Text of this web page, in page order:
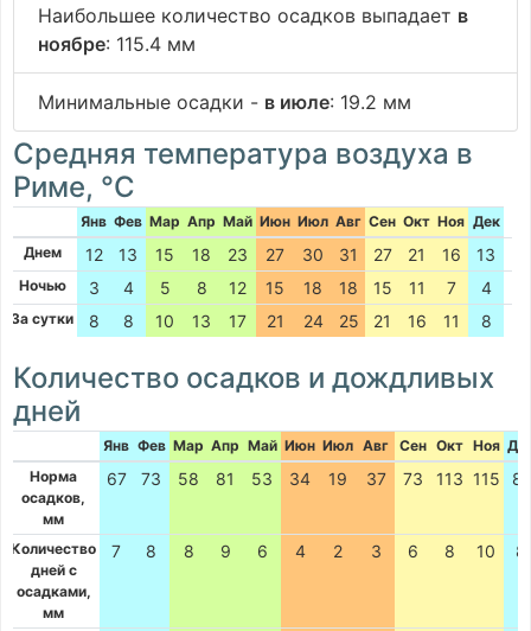
Наибольшее количество осадков выпадает в
ноябре: 115.4 мм
Минимальные осадки - в июле: 19.2 мм
Средняя температура воздуха в
Риме, °C
Янв Фев Мар Апр Май Июн Июл Авг Сен Окт Ноя Дек
Днем
12 13 15 18 23 27 30 31 27 21 16 13
Ночью 3 4 5 8 12 15 18 18 15 11 7 4
За сутки 8 8 10 13 17 21 24 25 21 16 11 8
Количество осадков и дождливых
дней
Янв Фев Мар Апр Май Июн Июл Авг Сен Окт Ноя
Норма
осадков,
мм
67 73 58 81 53 34 19 37 73 113 115 81
Количество
дней с
осадками,
мм
7 8 8 9 6 4 2 3 6 8 10 8